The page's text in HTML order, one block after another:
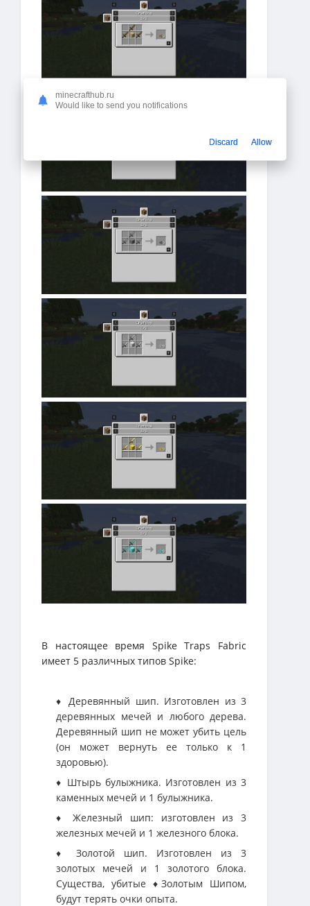
В настоящее время Spike Traps Fabric
имеет 5 различных типов Spike:
♦ Деревянный шип. Изготовлен из 3
деревянных мечей и любого дерева.
Деревянный шип не может убить цель
(он может вернуть ее только к 1
здоровью).
♦ Штырь булыжника. Изготовлен из 3
каменных мечей и 1 булыжника.
♦ Железный шип: изготовлен из 3
железных мечей и 1 железного блока.
♦ Золотой шип. Изготовлен из 3
золотых мечей и 1 золотого блока.
Существа, убитые ♦Золотым Шипом,
будут терять очки опыта.
minecrafthub.ru
Would like to send you notifications
Discard Allow